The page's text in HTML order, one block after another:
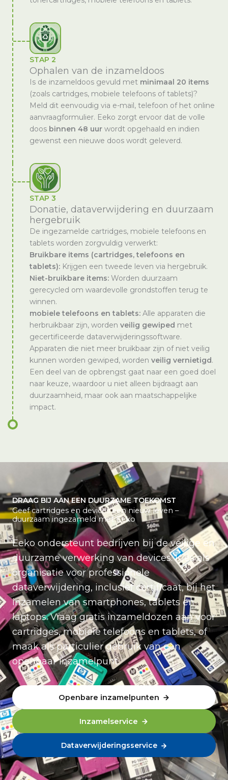
STAP 2
Ophalen van de inzameldoos
Is de inzameldoos gevuld met minimaal 20 items
(zoals cartridges, mobiele telefoons of tablets)?
Meld dit eenvoudig via e-mail, telefoon of het online
aanvraagformulier. Eeko zorgt ervoor dat de volle
doos binnen 48 uur wordt opgehaald en indien
gewenst een nieuwe doos wordt geleverd.
STAP 3
Donatie, dataverwijdering en duurzaam
hergebruik
De ingezamelde cartridges, mobiele telefoons en
tablets worden zorgvuldig verwerkt:
Bruikbare items (cartridges, telefoons en
tablets): Krijgen een tweede leven via hergebruik.
Niet-bruikbare items: Worden duurzaam
gerecycled om waardevolle grondstoffen terug te
winnen.
mobiele telefoons en tablets: Alle apparaten die
herbruikbaar zijn, worden veilig gewiped met
gecertificeerde dataverwijderingssoftware.
Apparaten die niet meer bruikbaar zijn of niet veilig
kunnen worden gewiped, worden veilig vernietigd.
Een deel van de opbrengst gaat naar een goed doel
naar keuze, waardoor u niet alleen bijdraagt aan
duurzaamheid, maar ook aan maatschappelijke
impact.
DRAAG BIJ AAN EEN DUURZAME TOEKOMST
Geef cartridges en devices een nieuw leven –
duurzaam ingezameld met Eeko
Eeko ondersteunt bedrijven bij de veilige en
duurzame verwerking van devices. Kies als
organisatie voor professionele
dataverwijdering, inclusief certificaat, bij het
inzamelen van smartphones, tablets en
laptops. Vraag gratis inzameldozen aan voor
cartridges, mobiele telefoons en tablets, of
maak als particulier gebruik van een
openbaar inzamelpunt.
Openbare inzamelpunten
Inzamelservice
Dataverwijderingsservice